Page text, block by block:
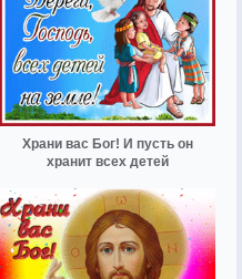
Храни вас Бог! И пусть он
хранит всех детей